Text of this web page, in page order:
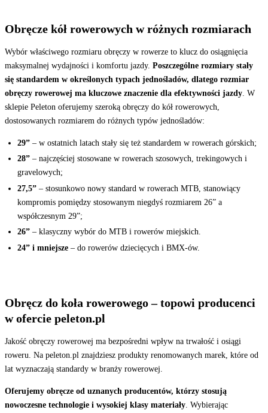
Obręcze kół rowerowych w różnych rozmiarach
Wybór właściwego rozmiaru obręczy w rowerze to klucz do osiągnięcia
maksymalnej wydajności i komfortu jazdy. Poszczególne rozmiary stały
się standardem w określonych typach jednośladów, dlatego rozmiar
obręczy rowerowej ma kluczowe znaczenie dla efektywności jazdy . W
sklepie Peleton oferujemy szeroką obręczy do kół rowerowych,
dostosowanych rozmiarem do różnych typów jednośladów:
29” – w ostatnich latach stały się też standardem w rowerach górskich;
28” – najczęściej stosowane w rowerach szosowych, trekingowych i
gravelowych;
27,5” – stosunkowo nowy standard w rowerach MTB, stanowiący
kompromis pomiędzy stosowanym niegdyś rozmiarem 26” a
współczesnym 29”;
26” – klasyczny wybór do MTB i rowerów miejskich.
24” i mniejsze – do rowerów dziecięcych i BMX-ów.
Obręcz do koła rowerowego – topowi producenci
w ofercie peleton.pl
Jakość obręczy rowerowej ma bezpośredni wpływ na trwałość i osiągi
roweru. Na peleton.pl znajdziesz produkty renomowanych marek, które od
lat wyznaczają standardy w branży rowerowej.
Oferujemy obręcze od uznanych producentów, którzy stosują
nowoczesne technologie i wysokiej klasy materiały . Wybierając